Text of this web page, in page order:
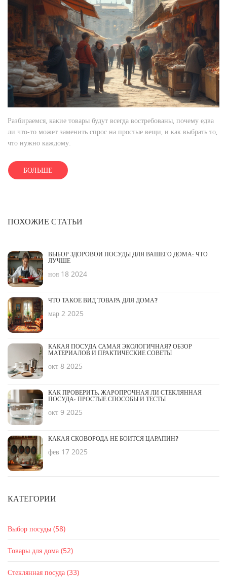
Разбираемся, какие товары будут всегда востребованы, почему едва
ли что-то может заменить спрос на простые вещи, и как выбрать то,
что нужно каждому.
БОЛЬШЕ
ПОХОЖИЕ СТАТЬИ
ВЫБОР ЗДОРОВОЙ ПОСУДЫ ДЛЯ ВАШЕГО ДОМА: ЧТО
ЛУЧШЕ
ноя 18 2024
ЧТО ТАКОЕ ВИД ТОВАРА ДЛЯ ДОМА?
мар 2 2025
КАКАЯ ПОСУДА САМАЯ ЭКОЛОГИЧНАЯ? ОБЗОР
МАТЕРИАЛОВ И ПРАКТИЧЕСКИЕ СОВЕТЫ
окт 8 2025
КАК ПРОВЕРИТЬ, ЖАРОПРОЧНАЯ ЛИ СТЕКЛЯННАЯ
ПОСУДА: ПРОСТЫЕ СПОСОБЫ И ТЕСТЫ
окт 9 2025
КАКАЯ СКОВОРОДА НЕ БОИТСЯ ЦАРАПИН?
фев 17 2025
КАТЕГОРИИ
Выбор посуды (58)
Товары для дома (52)
Стеклянная посуда (33)